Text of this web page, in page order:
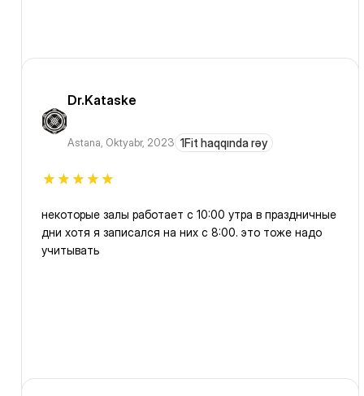
Dr.Kataske
Astana, Oktyabr, 2023 1Fit haqqında rəy
некоторые залы работает с 10:00 утра в праздничные
дни хотя я записался на них с 8:00. это тоже надо
учитывать